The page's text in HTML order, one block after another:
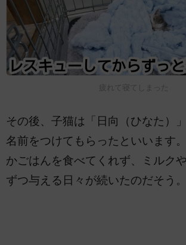
疲れて寝てしまった
その後、子猫は「日向（ひなた）
名前をつけてもらったといいます
かごはんを食べてくれず、ミルク
ずつ与える日々が続いたのだそう。